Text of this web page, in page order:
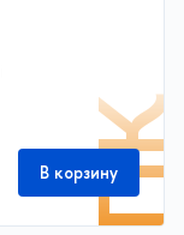
В корзину